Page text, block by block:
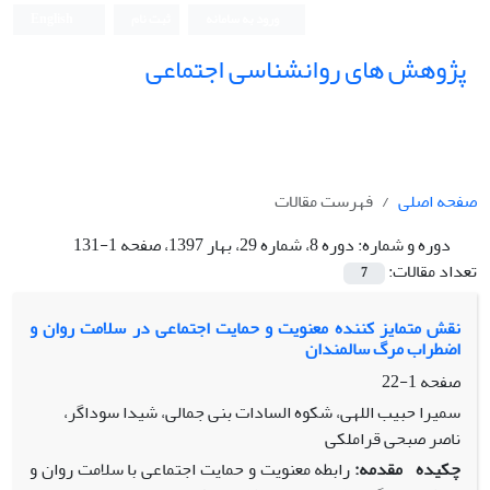
پژوهش های روانشناسی اجتماعی
صفحه اصلی
فهرست مقالات
دوره و شماره:دوره 8، شماره 29، بهار 1397، صفحه 1-131
تعداد مقالات:
7
نقش متمایز کننده معنویت و حمایت اجتماعی در سلامت روان و
اضطراب مرگ سالمندان
صفحه1-22
سمیرا حبیب اللهی، شکوه السادات بنی جمالی، شیدا سوداگر،
ناصر صبحی قراملکی
چکیده مقدمه:رابطه معنویت و حمایت اجتماعی با سلامت روان و